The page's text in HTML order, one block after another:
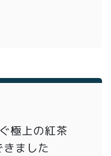
極上の紅茶
ました